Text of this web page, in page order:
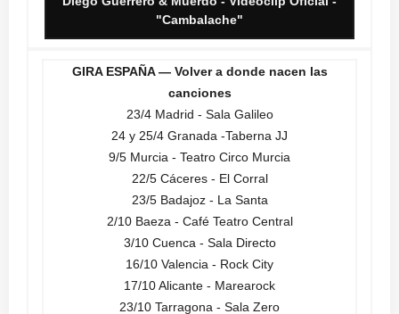
"Cambalache"
GIRA ESPAÑA — Volver a donde nacen las
canciones
23/4 Madrid - Sala Galileo
24 y 25/4 Granada -Taberna JJ
9/5 Murcia - Teatro Circo Murcia
22/5 Cáceres - El Corral
23/5 Badajoz - La Santa
2/10 Baeza - Café Teatro Central
3/10 Cuenca - Sala Directo
16/10 Valencia - Rock City
17/10 Alicante - Marearock
23/10 Tarragona - Sala Zero